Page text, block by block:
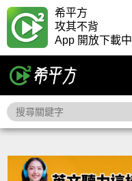
希平方
攻其不背
App 開放下載中